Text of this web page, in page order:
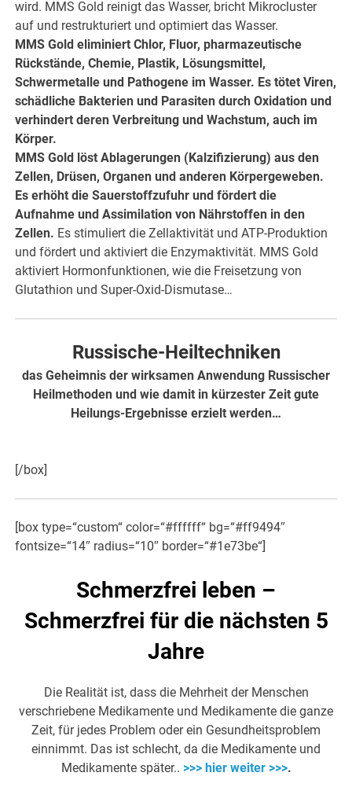
wird. MMS Gold reinigt das Wasser, bricht Mikrocluster
auf und restrukturiert und optimiert das Wasser.
MMS Gold eliminiert Chlor, Fluor, pharmazeutische
Rückstände, Chemie, Plastik, Lösungsmittel,
Schwermetalle und Pathogene im Wasser. Es tötet Viren,
schädliche Bakterien und Parasiten durch Oxidation und
verhindert deren Verbreitung und Wachstum, auch im
Körper.
MMS Gold löst Ablagerungen (Kalzifizierung) aus den
Zellen, Drüsen, Organen und anderen Körpergeweben.
Es erhöht die Sauerstoffzufuhr und fördert die
Aufnahme und Assimilation von Nährstoffen in den
Zellen. Es stimuliert die Zellaktivität und ATP-Produktion
und fördert und aktiviert die Enzymaktivität. MMS Gold
aktiviert Hormonfunktionen, wie die Freisetzung von
Glutathion und Super-Oxid-Dismutase…
Russische-Heiltechniken
das Geheimnis der wirksamen Anwendung Russischer
Heilmethoden und wie damit in kürzester Zeit gute
Heilungs-Ergebnisse erzielt werden…
[/box]
[box type=“custom“ color=“#ffffff“ bg=“#ff9494″
fontsize=“14″ radius=“10″ border=“#1e73be“]
Schmerzfrei leben –
Schmerzfrei für die nächsten 5
Jahre
Die Realität ist, dass die Mehrheit der Menschen
verschriebene Medikamente und Medikamente die ganze
Zeit, für jedes Problem oder ein Gesundheitsproblem
einnimmt. Das ist schlecht, da die Medikamente und
Medikamente später.. >>> hier weiter >>>.